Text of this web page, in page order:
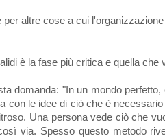
altre cose a cui
è la fase più critica e quella che
domanda: "In un mondo
le idee di ciò che è
Una persona vede ciò che
via. Spesso questo metodo